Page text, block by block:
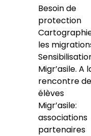
Besoin de
protection
les
Migr’asile. A
rencontre
élèves
Migr’asile:
associations
partenaires